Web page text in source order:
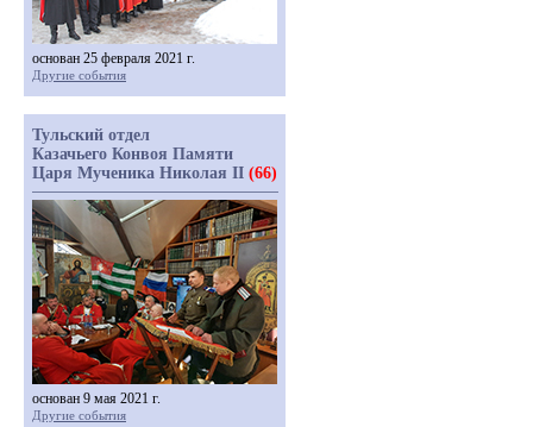
основан 25 февраля 2021 г.
Другие события
Тульский отдел
Казачьего Конвоя Памяти
Царя Мученика Николая II (66)
основан 9 мая 2021 г.
Другие события